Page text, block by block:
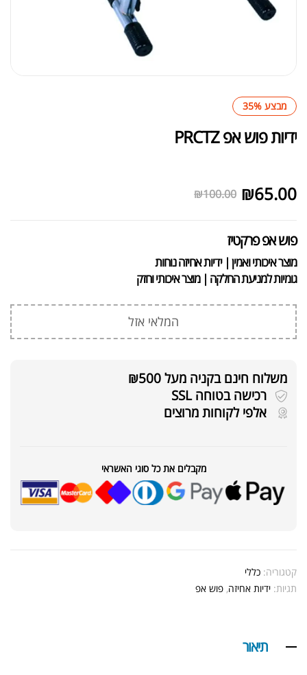
מבצע 35%
ידיות פוש אפ PRCTZ
₪100.00 ₪65.00
פוש אפ פרקטיז
מוצר איכותי ואמין | ידיות אחיזה נוחות
גומיות למניעת החלקה | מוצר איכותי וחזק
המלאי אזל
משלוח חינם בקניה מעל ₪500
רכישה בטוחה SSL
אלפי לקוחות מרוצים
מקבלים את כל סוגי האשראי
קטגוריה: כללי
תגיות: ידיות אחיזה, פוש אפ
תיאור